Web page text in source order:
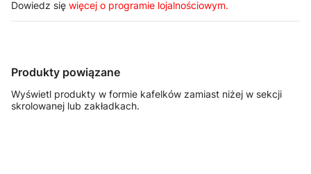
Dowiedz się więcej o programie lojalnościowym.
Produkty powiązane
Wyświetl produkty w formie kafelków zamiast niżej w sekcji
skrolowanej lub zakładkach.